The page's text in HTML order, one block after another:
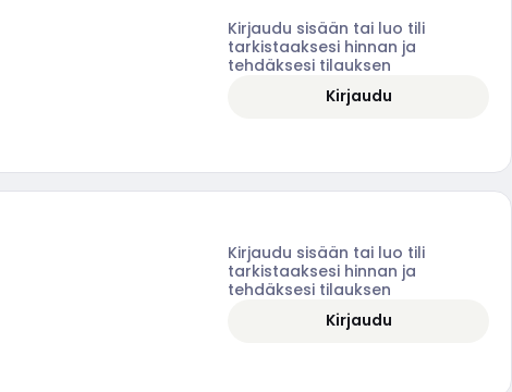
Kirjaudu sisään tai luo tili
tarkistaaksesi hinnan ja
tehdäksesi tilauksen
Kirjaudu
Kirjaudu sisään tai luo tili
tarkistaaksesi hinnan ja
tehdäksesi tilauksen
Kirjaudu